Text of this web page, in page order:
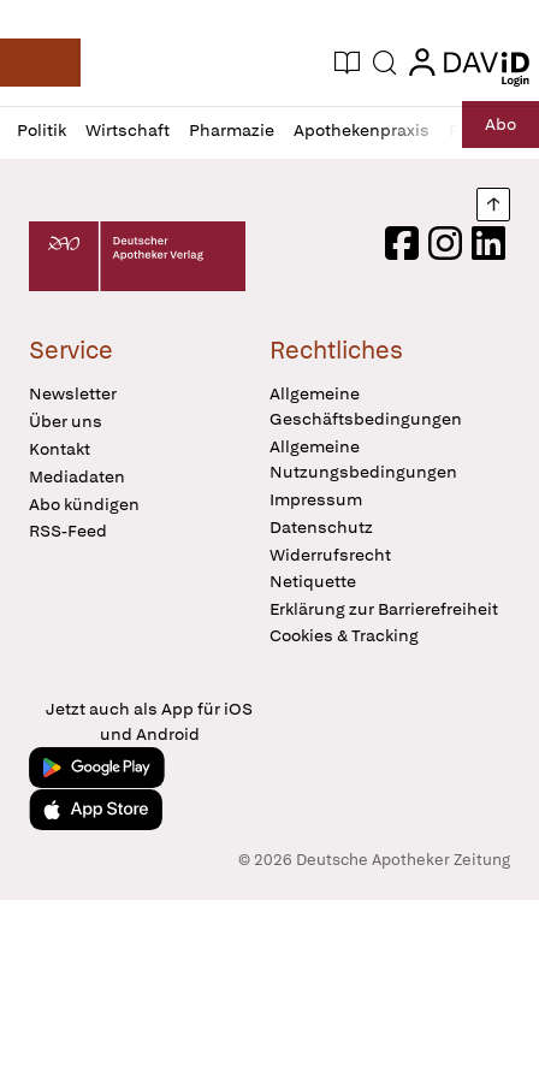
Deutsche Apotheker Zeitung
Aktuelle Ausgabe
Suche login
login
Politik Wirtschaft Pharmazie Apothekenpraxis RechtAbo
Profil
öffnen
Daz
Pur
Deutscher Apotheker Verlag Logo
FacebookInstagram
Service
Newsletter
Über uns
Kontakt
Mediadaten
Abo kündigen
RSS-Feed
Rechtliches
Allgemeine
Geschäftsbedingungen
Allgemeine
Nutzungsbedingungen
Impressum
Datenschutz
Widerrufsrecht
Netiquette
Erklärung zur Barrierefreiheit
Cookies & Tracking
Jetzt auch als App für iOS
und Android
Jetzt bei Google Play
Laden im App Store
© 2026 Deutsche Apotheker Zeitung